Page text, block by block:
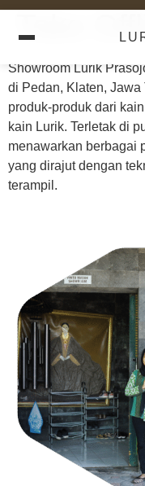
Toko
Showroom Lurik
di Pedan, Klaten, Jawa
produk-produk dari
kain Lurik. Terletak di
menawarkan berbagai
yang dirajut dengan
terampil.